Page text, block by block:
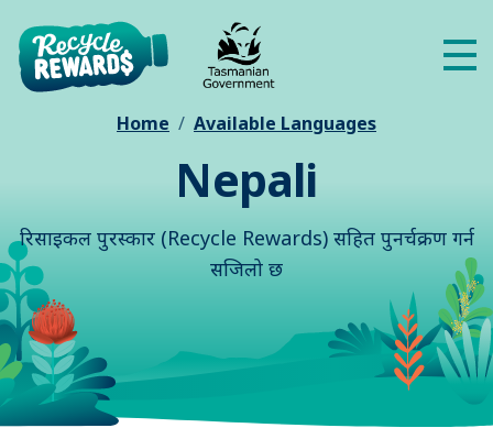
Home Available Languages
Nepali
रिसाइकल पुरस्कार (Recycle Rewards) सहित पुनर्चक्रण गर्न
सजिलो छ